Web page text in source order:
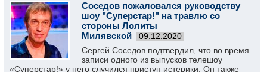
Соседов пожаловался руководству
шоу "Суперстар!" на травлю со
стороны Лолиты
Милявской
09.12.2020
Сергей Соседов подтвердил, что во время
записи одного из выпусков телешоу
«Суперстар!» у него случился приступ истерики. Он также